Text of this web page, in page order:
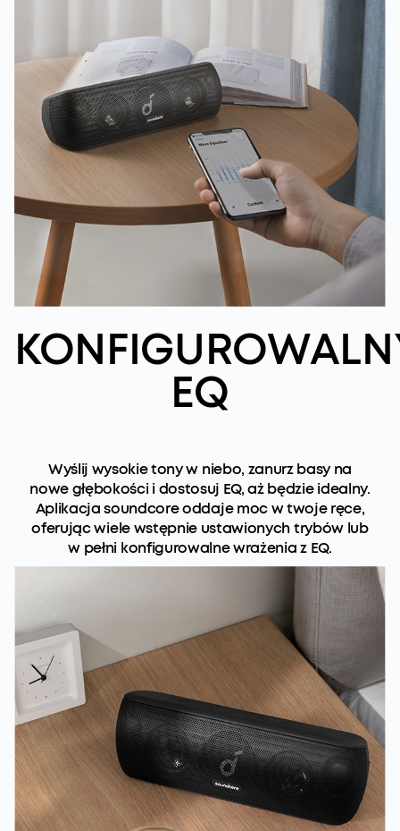
EQ
Wyślij wysokie tony w niebo, zanurz basy na
nowe głębokości i dostosuj EQ, aż będzie idealny.
Aplikacja soundcore oddaje moc w twoje ręce,
oferując wiele wstępnie ustawionych trybów lub
w pełni konfigurowalne wrażenia z EQ.